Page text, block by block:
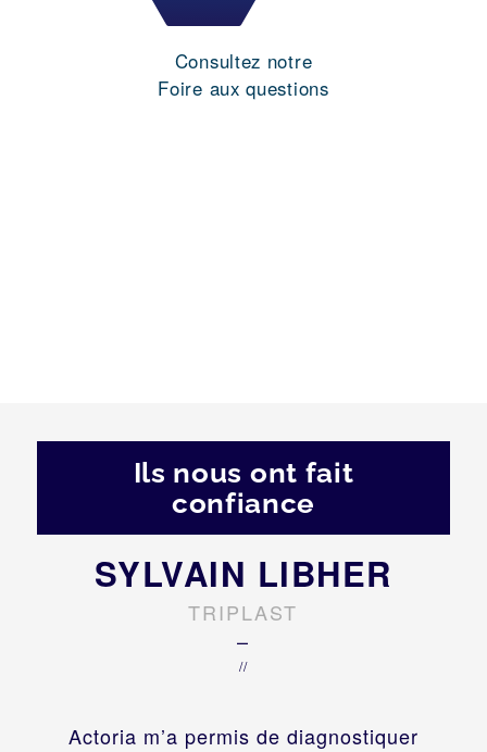
Consultez notre
Foire aux questions
Ils nous ont fait
confiance
Actoria m’a permis de diagnostiquer
SYLVAIN LIBHER
TRIPLAST
–
//